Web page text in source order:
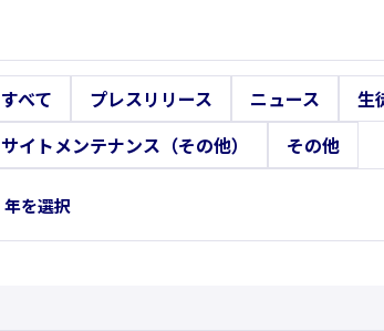
すべて プレスリリース ニュース 生
サイトメンテナンス（その他）
その他
年を選択